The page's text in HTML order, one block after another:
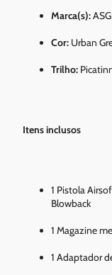
Marca(s):ASG
Cor: Urban
Trilho:
Itens inclusos
1 Pistola
Blowback
1 Magazine
1 Adaptador